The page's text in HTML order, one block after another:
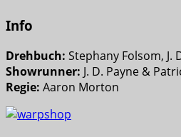
Info
Drehbuch: Stephany Folsom, J.
Showrunner: J. D. Payne &
Regie: Aaron Morton